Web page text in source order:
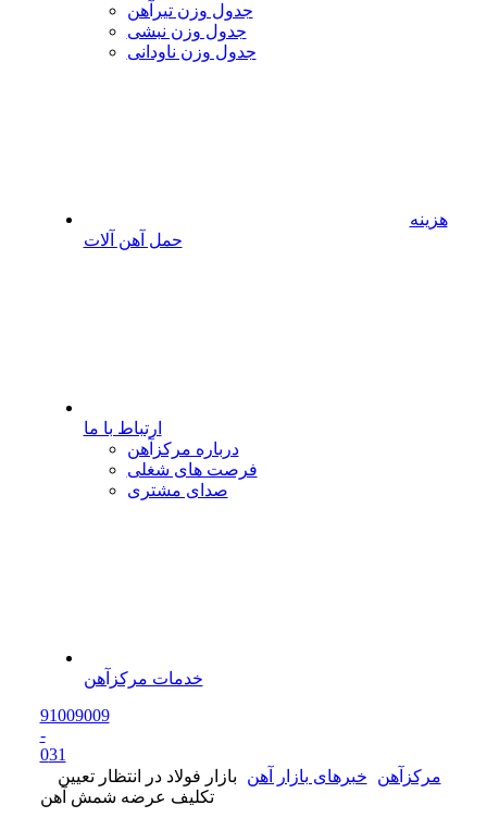
جدول وزن تیرآهن
جدول وزن نبشی
جدول وزن ناودانی
هزینه
حمل آهن آلات
ارتباط با ما
درباره مرکزآهن
فرصت های شغلی
صدای مشتری
خدمات مرکزآهن
91009009
-
031
مرکزآهن
خبرهای بازار آهن
بازار فولاد در انتظار تعیین
تکلیف عرضه شمش آهن